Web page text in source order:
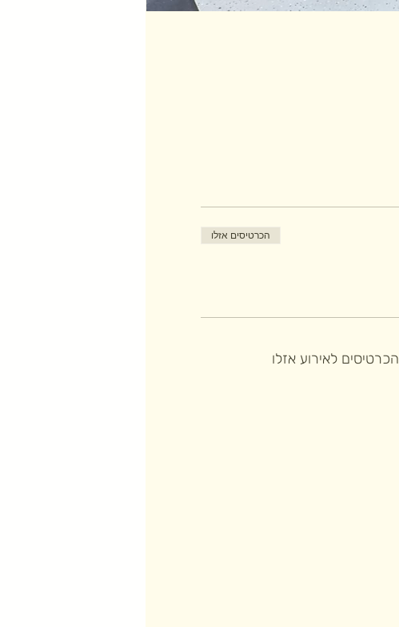
הכרטיסים אזלו
הכרטיסים לאירוע אזלו